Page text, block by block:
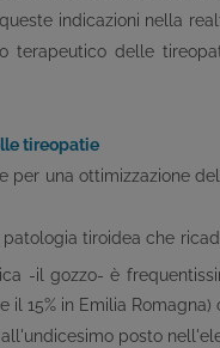
indicazioni nella
terapeutico delle
tireopatie
per una ottimizzazione
patologia tiroidea che
-il gozzo- è
il 15% in Emilia
posto